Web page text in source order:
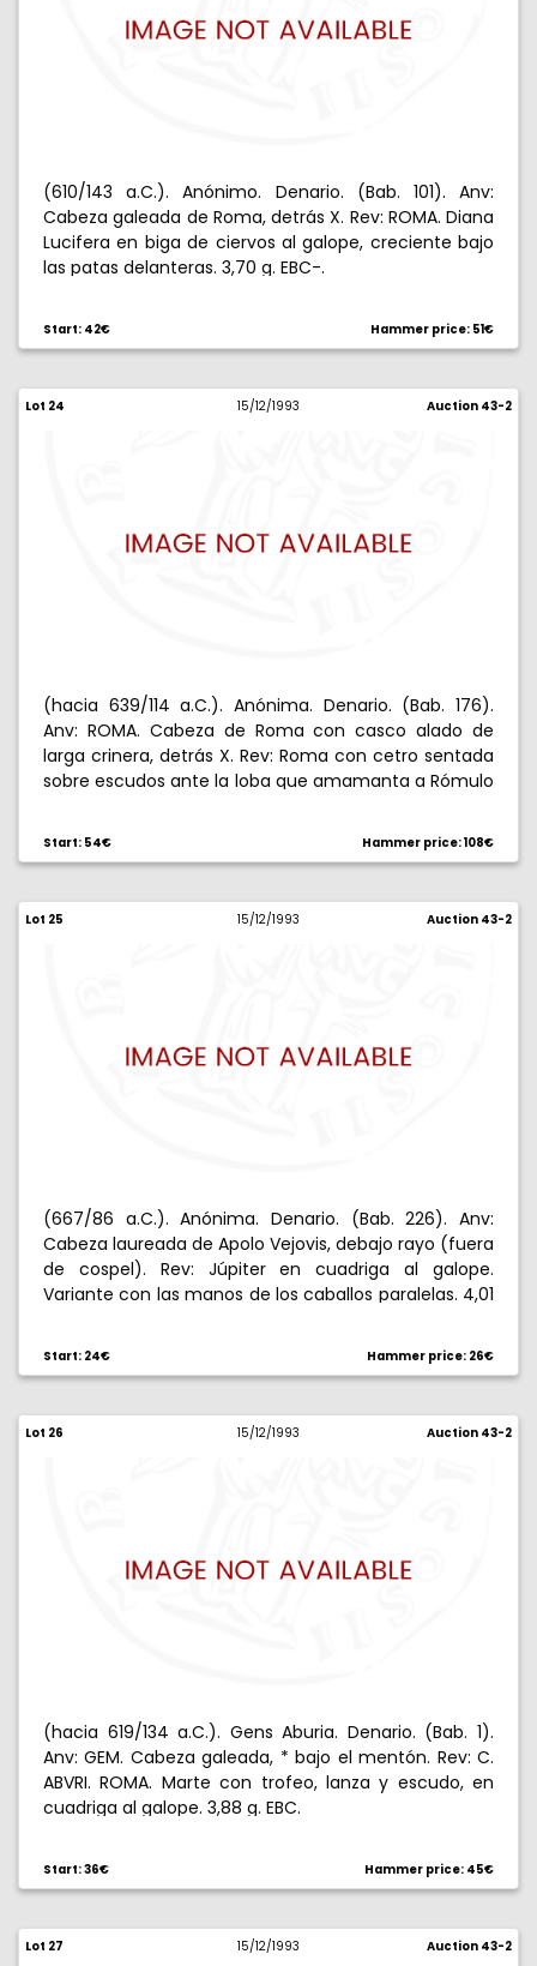
(610/143 a.C.). Anónimo. Denario. (Bab. 101). Anv:
Cabeza galeada de Roma, detrás X. Rev: ROMA. Diana
Lucifera en biga de ciervos al galope, creciente bajo
las patas delanteras. 3,70 g. EBC-.
Start: 42€ Hammer price: 51€
Lot 24 15/12/1993 Auction 43-2
(hacia 639/114 a.C.). Anónima. Denario. (Bab. 176).
Anv: ROMA. Cabeza de Roma con casco alado de
larga crinera, detrás X. Rev: Roma con cetro sentada
sobre escudos ante la loba que amamanta a Rómulo
3,90 g. Muy bella. EBC.
Start: 54€ Hammer price: 108€
Lot 25 15/12/1993 Auction 43-2
(667/86 a.C.). Anónima. Denario. (Bab. 226). Anv:
Cabeza laureada de Apolo Vejovis, debajo rayo (fuera
de cospel). Rev: Júpiter en cuadriga al galope.
Variante con las manos de los caballos paralelas. 4,01
Start: 24€ Hammer price: 26€
Lot 26 15/12/1993 Auction 43-2
(hacia 619/134 a.C.). Gens Aburia. Denario. (Bab. 1).
Anv: GEM. Cabeza galeada, * bajo el mentón. Rev: C.
ABVRI. ROMA. Marte con trofeo, lanza y escudo, en
cuadriga al galope. 3,88 g. EBC.
Start: 36€ Hammer price: 45€
Lot 27 15/12/1993 Auction 43-2